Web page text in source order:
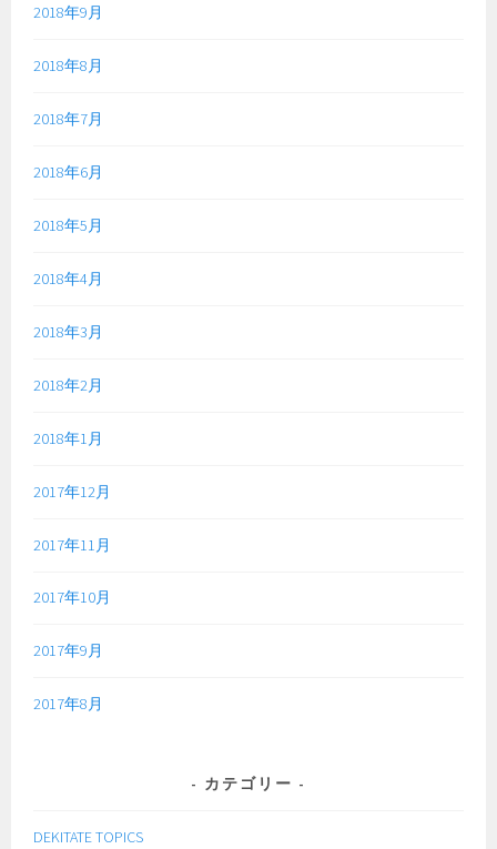
2018年9月
2018年8月
2018年7月
2018年6月
2018年5月
2018年4月
2018年3月
2018年2月
2018年1月
2017年12月
2017年11月
2017年10月
2017年9月
2017年8月
カテゴリー
DEKITATE TOPICS